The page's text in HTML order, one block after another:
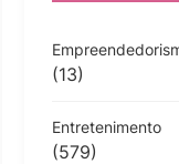
(13)
Entretenimento
(579)